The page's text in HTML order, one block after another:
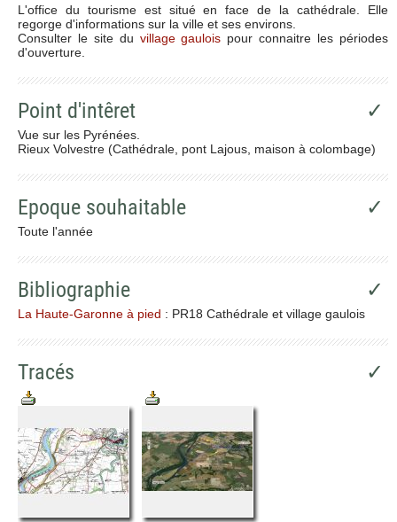
L'office du tourisme est situé en face de la cathédrale. Elle
regorge d'informations sur la ville et ses environs.
Consulter le site du village gaulois pour connaitre les périodes
d'ouverture.
Point d'intêret ✓
Vue sur les Pyrénées.
Rieux Volvestre (Cathédrale, pont Lajous, maison à colombage)
Epoque souhaitable ✓
Toute l'année
Bibliographie ✓
La Haute-Garonne à pied : PR18 Cathédrale et village gaulois
Tracés ✓